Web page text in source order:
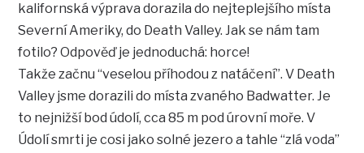
kalifornská výprava dorazila do nejteplejšího místa
Severní Ameriky, do Death Valley. Jak se nám tam
fotilo? Odpověď je jednoduchá: horce!
Takže začnu “veselou příhodou z natáčení”. V Death
Valley jsme dorazili do místa zvaného Badwatter. Je
to nejnižší bod údolí, cca 85 m pod úrovní moře. V
Údolí smrti je cosi jako solné jezero a tahle “zlá voda”